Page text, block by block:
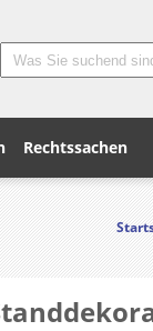
Rechtssachen